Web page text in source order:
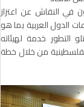
في النقاش عن اعتزاز
الدول العربية بما هو
التطور خدمة لهيئاته
من خلال خطة